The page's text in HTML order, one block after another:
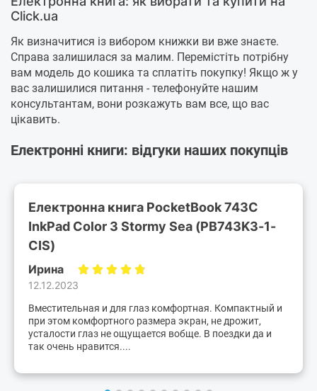
Click.ua
Як визначитися із вибором книжки ви вже знаєте.
Справа залишилася за малим. Перемістіть потрібну
вам модель до кошика та сплатіть покупку! Якщо ж у
вас залишилися питання - телефонуйте нашим
консультантам, вони розкажуть вам все, що вас
цікавить.
Електронні книги: відгуки наших покупців
Електронна книга PocketBook 743C
InkPad Color 3 Stormy Sea (PB743K3-1-
CIS)
Ирина
12.12.2023
Вместительная и для глаз комфортная. Компактный и
при этом комфортного размера экран, не дрожит,
усталости глаз не ощущается вобще. В поездки да и
так очень нравится....